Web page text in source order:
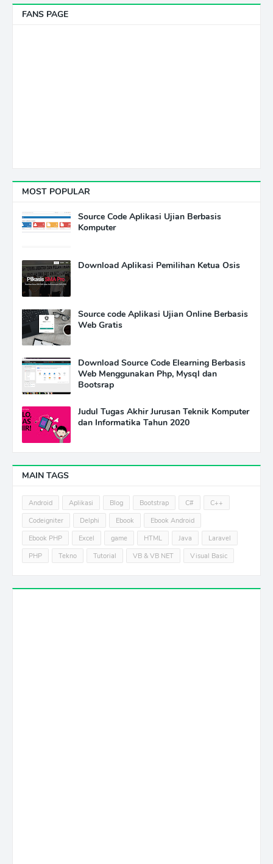
FANS PAGE
MOST POPULAR
Source Code Aplikasi Ujian Berbasis
Komputer
Download Aplikasi Pemilihan Ketua Osis
Source code Aplikasi Ujian Online Berbasis
Web Gratis
Download Source Code Elearning Berbasis
Web Menggunakan Php, Mysql dan
Bootsrap
Judul Tugas Akhir Jurusan Teknik Komputer
dan Informatika Tahun 2020
MAIN TAGS
Android Aplikasi Blog Bootstrap C#
C++
Codeigniter
Delphi Ebook
Ebook Android
Ebook PHP
Excel game HTML Java
Laravel
PHP
Tekno Tutorial VB & VB NET Visual Basic